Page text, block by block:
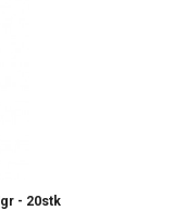
- 20stk